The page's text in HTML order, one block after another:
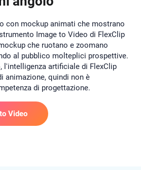
con mockup animati che mostrano
Image to Video di FlexClip
che ruotano e zoomano
al pubblico molteplici prospettive.
l'intelligenza artificiale di FlexClip
animazione, quindi non è
di progettazione.
Video